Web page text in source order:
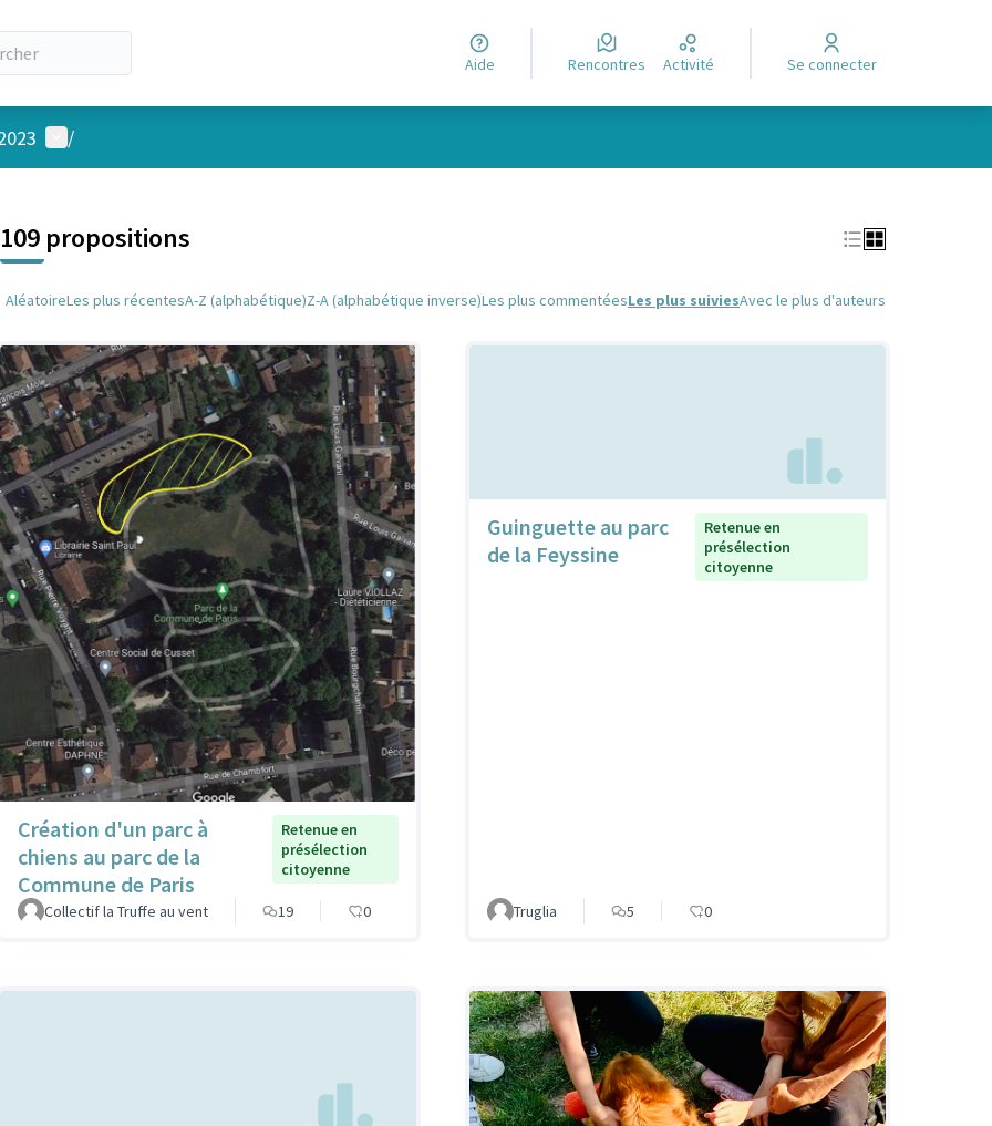
Aide Rencontres Activité Se connecter
Menu utilisateur
/
109 propositions
AléatoireLes plus récentesA-Z (alphabétique)Z-A (alphabétique inverse)Les plus commentéesLes plus suiviesAvec le plus d'auteurs
Création d'un parc à
chiens au parc de la
Commune de Paris
Retenue en
présélection
citoyenne
Collectif la Truffe au vent 19 0
Guinguette au parc
de la Feyssine
Retenue en
présélection
citoyenne
Truglia 5 0